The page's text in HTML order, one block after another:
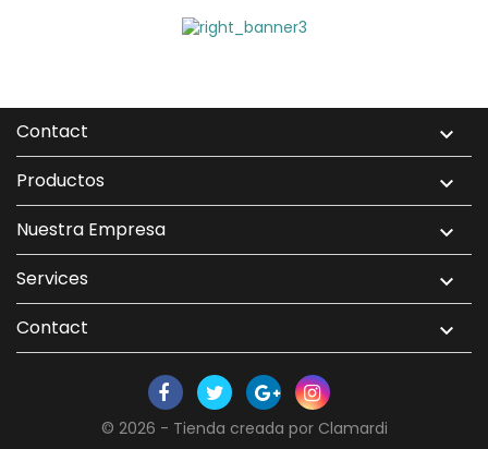
Contact 
Productos 
Nuestra Empresa 
Services 
Contact 
© 2026 - Tienda creada por Clamardi